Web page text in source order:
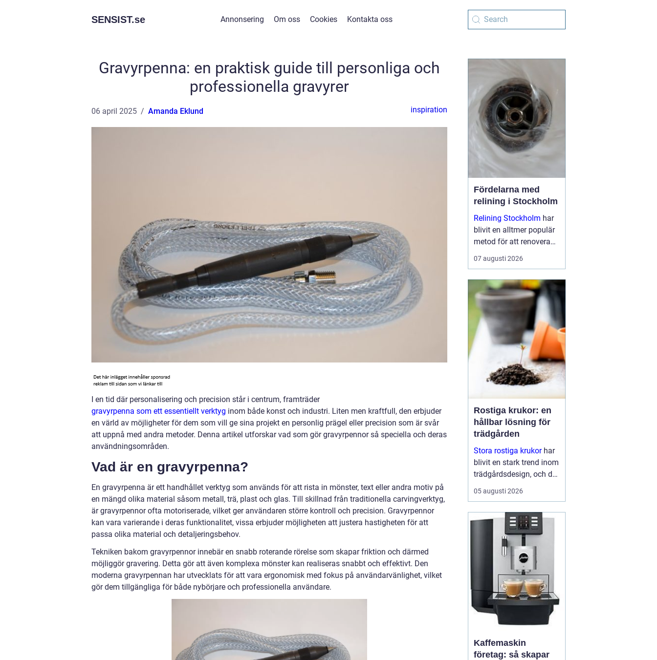
SENSIST.se Annonsering Om oss Cookies Kontakta oss
Gravyrpenna: en praktisk guide till personliga och
professionella gravyrer
06 april 2025 Amanda Eklund inspiration
I en tid där personalisering och precision står i centrum, framträder
gravyrpenna som ett essentiellt verktyg inom både konst och industri. Liten men kraftfull, den erbjuder
en värld av möjligheter för dem som vill ge sina projekt en personlig prägel eller precision som är svår
att uppnå med andra metoder. Denna artikel utforskar vad som gör gravyrpennor så speciella och deras
användningsområden.
Vad är en gravyrpenna?
En gravyrpenna är ett handhållet verktyg som används för att rista in mönster, text eller andra motiv på
en mängd olika material såsom metall, trä, plast och glas. Till skillnad från traditionella carvingverktyg,
är gravyrpennor ofta motoriserade, vilket ger användaren större kontroll och precision. Gravyrpennor
kan vara varierande i deras funktionalitet, vissa erbjuder möjligheten att justera hastigheten för att
passa olika material och detaljeringsbehov.
Tekniken bakom gravyrpennor innebär en snabb roterande rörelse som skapar friktion och därmed
möjliggör gravering. Detta gör att även komplexa mönster kan realiseras snabbt och effektivt. Den
moderna gravyrpennan har utvecklats för att vara ergonomisk med fokus på användarvänlighet, vilket
gör dem tillgängliga för både nybörjare och professionella användare.
Fördelarna med
relining i Stockholm
Relining Stockholm har
blivit en alltmer populär
metod för att renovera
avloppssystem, särskilt i
tätbebyggda områden
erbjuder e...
07 augusti 2026
Rostiga krukor: en
hållbar lösning för
trädgården
Stora rostiga krukorhar
blivit en stark trend inom
trädgårdsdesign, och det
är inte svårt att förstå
varför. De kombinerar
05 augusti 2026
Kaffemaskin
företag: så skapar